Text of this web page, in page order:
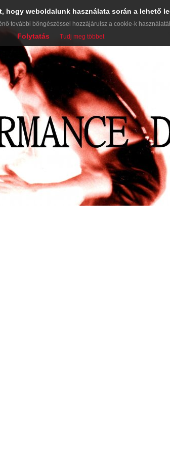
hogy weboldalunk használata során a lehető
további böngészéssel hozzájárulsz a cookie-k
Folytatás Tudj meg többet